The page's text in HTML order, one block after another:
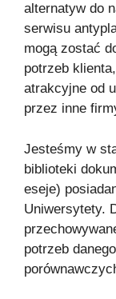
alternatyw do
serwisu
mogą zostać
potrzeb
atrakcyjne od
przez inne
Jesteśmy w
biblioteki
eseje)
Uniwersytety.
potrzeb